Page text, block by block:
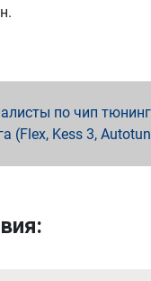
по чип
(Flex, Kess 3,